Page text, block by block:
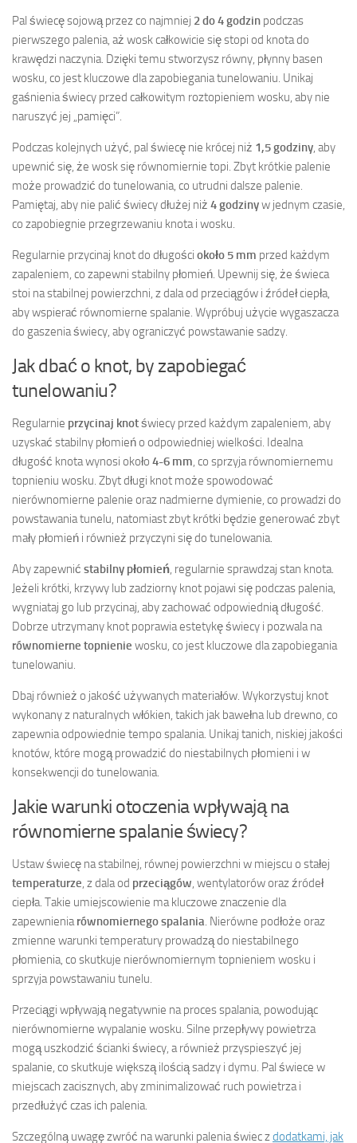
Pal świecę sojową przez co najmniej 2 do 4 godzin podczas
pierwszego palenia, aż wosk całkowicie się stopi od knota do
krawędzi naczynia. Dzięki temu stworzysz równy, płynny basen
wosku, co jest kluczowe dla zapobiegania tunelowaniu. Unikaj
gaśnienia świecy przed całkowitym roztopieniem wosku, aby nie
naruszyć jej „pamięci”.
Podczas kolejnych użyć, pal świecę nie krócej niż 1,5 godziny , aby
upewnić się, że wosk się równomiernie topi. Zbyt krótkie palenie
może prowadzić do tunelowania, co utrudni dalsze palenie.
Pamiętaj, aby nie palić świecy dłużej niż 4 godzinyw jednym czasie,
co zapobiegnie przegrzewaniu knota i wosku.
Regularnie przycinaj knot do długości około 5 mm przed każdym
zapaleniem, co zapewni stabilny płomień. Upewnij się, że świeca
stoi na stabilnej powierzchni, z dala od przeciągów i źródeł ciepła,
aby wspierać równomierne spalanie. Wypróbuj użycie wygaszacza
do gaszenia świecy, aby ograniczyć powstawanie sadzy.
Jak dbać o knot, by zapobiegać
tunelowaniu?
Regularnie przycinaj knotświecy przed każdym zapaleniem, aby
uzyskać stabilny płomień o odpowiedniej wielkości. Idealna
długość knota wynosi około 4-6 mm , co sprzyja równomiernemu
topnieniu wosku. Zbyt długi knot może spowodować
nierównomierne palenie oraz nadmierne dymienie, co prowadzi do
powstawania tunelu, natomiast zbyt krótki będzie generować zbyt
mały płomień i również przyczyni się do tunelowania.
Aby zapewnić stabilny płomień , regularnie sprawdzaj stan knota.
Jeżeli krótki, krzywy lub zadziorny knot pojawi się podczas palenia,
wygniataj go lub przycinaj, aby zachować odpowiednią długość.
Dobrze utrzymany knot poprawia estetykę świecy i pozwala na
równomierne topnienie wosku, co jest kluczowe dla zapobiegania
tunelowaniu.
Dbaj również o jakość używanych materiałów. Wykorzystuj knot
wykonany z naturalnych włókien, takich jak bawełna lub drewno, co
zapewnia odpowiednie tempo spalania. Unikaj tanich, niskiej jakości
knotów, które mogą prowadzić do niestabilnych płomieni i w
konsekwencji do tunelowania.
Jakie warunki otoczenia wpływają na
równomierne spalanie świecy?
Ustaw świecę na stabilnej, równej powierzchni w miejscu o stałej
temperaturze , z dala od przeciągów , wentylatorów oraz źródeł
ciepła. Takie umiejscowienie ma kluczowe znaczenie dla
zapewnienia równomiernego spalania . Nierówne podłoże oraz
zmienne warunki temperatury prowadzą do niestabilnego
płomienia, co skutkuje nierównomiernym topnieniem wosku i
sprzyja powstawaniu tunelu.
Przeciągi wpływają negatywnie na proces spalania, powodując
nierównomierne wypalanie wosku. Silne przepływy powietrza
mogą uszkodzić ścianki świecy, a również przyspieszyć jej
spalanie, co skutkuje większą ilością sadzy i dymu. Pal świece w
miejscach zacisznych, aby zminimalizować ruch powietrza i
przedłużyć czas ich palenia.
Szczególną uwagę zwróć na warunki palenia świec zdodatkami, jak